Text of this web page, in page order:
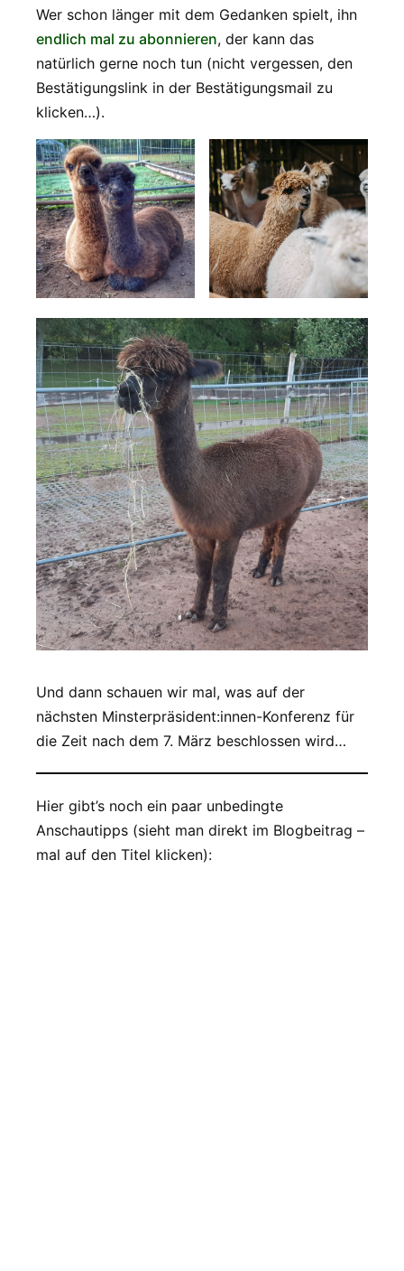
Wer schon länger mit dem Gedanken spielt, ihn
endlich mal zu abonnieren, der kann das
natürlich gerne noch tun (nicht vergessen, den
Bestätigungslink in der Bestätigungsmail zu
klicken…).
Und dann schauen wir mal, was auf der
nächsten Minsterpräsident:innen-Konferenz für
die Zeit nach dem 7. März beschlossen wird…
Hier gibt’s noch ein paar unbedingte
Anschautipps (sieht man direkt im Blogbeitrag –
mal auf den Titel klicken):